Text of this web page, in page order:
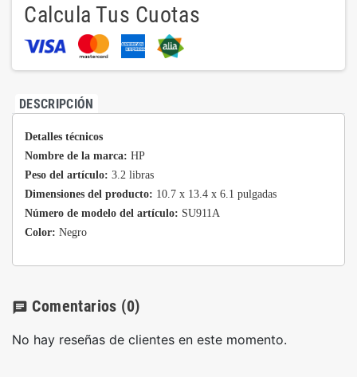
Calcula Tus Cuotas
DESCRIPCIÓN
Detalles técnicos
Nombre de la marca: HP
Peso del artículo: 3.2 libras
Dimensiones del producto: 10.7 x 13.4 x 6.1 pulgadas
Número de modelo del artículo: SU911A
Color: Negro
chat Comentarios (0)
No hay reseñas de clientes en este momento.